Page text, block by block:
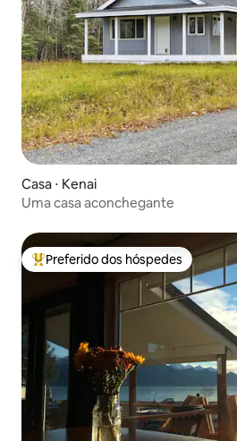
Casa ⋅ Kenai
Uma casa aconchegante
Entre os melhores preferidos dos
Preferido dos hóspedes